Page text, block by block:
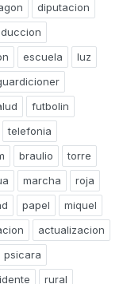
diputacion
escuela
luz
futbolin
telefonia
braulio
torre
marcha
roja
papel
miquel
actualizacion
psicara
rural